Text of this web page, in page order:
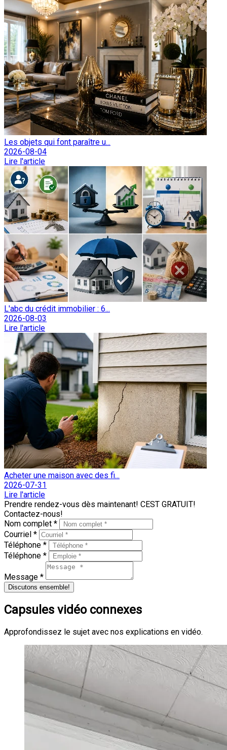
Les objets qui font paraître u...
2026-08-04
Lire l'article
L'abc du crédit immobilier : 6...
2026-08-03
Lire l'article
Acheter une maison avec des fi...
2026-07-31
Lire l'article
Prendre rendez-vous dès maintenant! CEST GRATUIT!
Contactez-nous!
Nom complet *
Courriel *
Téléphone *
Téléphone *
Message *
Discutons ensemble!
Capsules vidéo connexes
Approfondissez le sujet avec nos explications en vidéo.